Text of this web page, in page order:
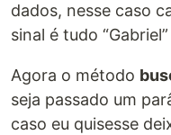
dados, nesse caso
sinal é tudo
Agora o método
seja passado um
caso eu quisesse